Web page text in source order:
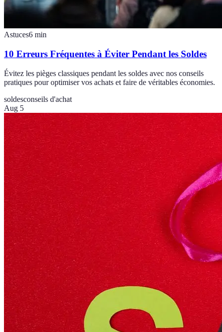
Astuces6 min
10 Erreurs Fréquentes à Éviter Pendant les Soldes
Évitez les pièges classiques pendant les soldes avec nos conseils
pratiques pour optimiser vos achats et faire de véritables économies.
soldesconseils d'achat
Aug 5